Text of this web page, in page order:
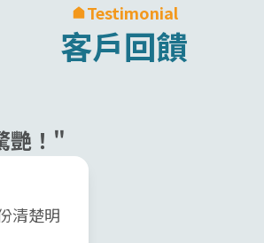
Testimonial
客戶回饋
艷！"
清楚明